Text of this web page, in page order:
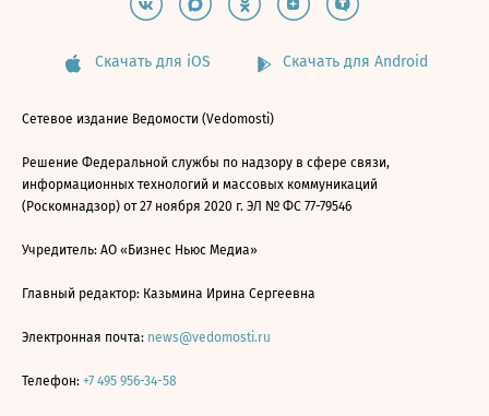
Скачать для iOS Скачать для Android
Сетевое издание Ведомости (Vedomosti)
Решение Федеральной службы по надзору в сфере связи,
информационных технологий и массовых коммуникаций
(Роскомнадзор) от 27 ноября 2020 г. ЭЛ № ФС 77-79546
Учредитель: АО «Бизнес Ньюс Медиа»
Главный редактор: Казьмина Ирина Сергеевна
Электронная почта: news@vedomosti.ru
Телефон: +7 495 956-34-58